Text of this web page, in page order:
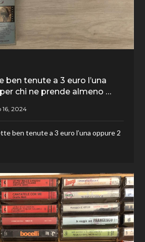
ben tenute a 3 euro l’una
chi ne prende almeno …
ben tenute a 3 euro l’una oppure 2